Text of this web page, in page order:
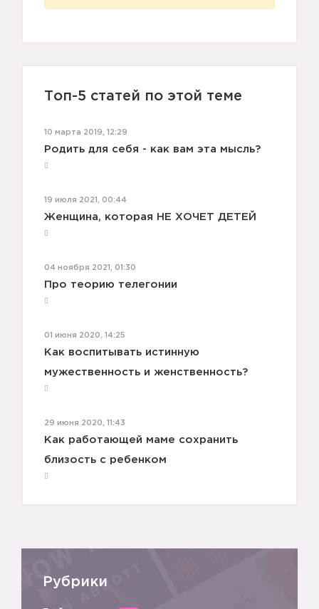
Топ-5 статей по этой теме
10 марта 2019, 12:29
Родить для себя - как вам эта мысль?
19 июля 2021, 00:44
Женщина, которая НЕ ХОЧЕТ ДЕТЕЙ
04 ноября 2021, 01:30
Про теорию телегонии
01 июня 2020, 14:25
Как воспитывать истинную
мужественность и женственность?
29 июня 2020, 11:43
Как работающей маме сохранить
близость с ребенком
Рубрики